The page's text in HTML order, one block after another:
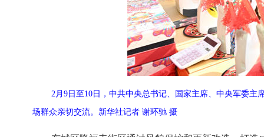
2月9日至10日，中共中央总书记、国家主席、中央军委
场群众亲切交流。新华社记者 谢环驰 摄